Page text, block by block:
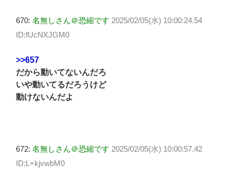
670: 名無しさん＠恐縮です 2025/02/05(水) 10:00:24.54
ID:fUcNXJGM0
>>657
だから動いてないんだろ
いや動いてるだろうけど
動けないんだよ
672: 名無しさん＠恐縮です 2025/02/05(水) 10:00:57.42
ID:L+kjvwbM0